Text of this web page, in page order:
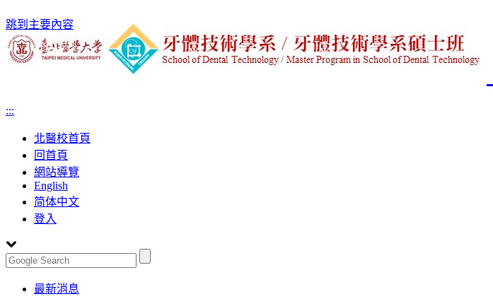
跳到主要內容
:::
北醫校首頁
回首頁
網站導覽
English
简体中文
登入
Toggle最新消息